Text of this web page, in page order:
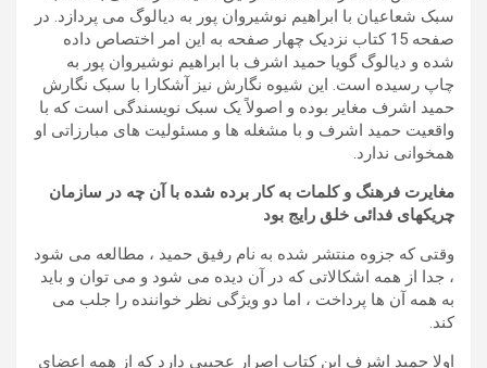
سبک شعاعیان با ابراهیم نوشیروان پور به دیالوگ می پردازد. در
صفحه 15 کتاب نزدیک چهار صفحه به این امر اختصاص داده
شده و دیالوگ گویا حمید اشرف با ابراهیم نوشیروان پور به
چاپ رسیده است. این شیوه نگارش نیز آشکارا با سبک نگارش
حمید اشرف مغایر بوده و اصولاً یک سبک نویسندگی است که با
واقعیت حمید اشرف و با مشغله ها و مسئولیت های مبارزاتی او
همخوانی ندارد.
مغایرت فرهنگ و کلمات به کار برده شده با آن چه در سازمان
چریکهای فدائی خلق رایج بود
وقتی که جزوه منتشر شده به نام رفیق حمید ، مطالعه می شود
، جدا از همه اشکالاتی که در آن دیده می شود و می توان و باید
به همه آن ها پرداخت ، اما دو ویژگی نظر خواننده را جلب می
کند.
اولا حمید اشرفِ این کتاب اصرار عجیبی دارد که از همه اعضای